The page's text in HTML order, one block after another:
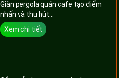
Giàn pergola quán cafe tạo điểm
nhấn và thu hút...
Xem chi tiết